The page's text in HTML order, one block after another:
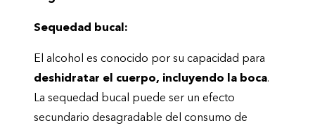
Sequedad bucal:
El alcohol es conocido por su capacidad para
deshidratar el cuerpo, incluyendo la boca.
La sequedad bucal puede ser un efecto
secundario desagradable del consumo de